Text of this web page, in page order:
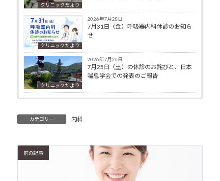
クリニックだより
クリニックだより
2026年7月28日
7月31日（金）呼吸器内科休診のお知ら
せ
クリニックだより
2026年7月26日
7月25日（土）の休診のお詫びと、日本
喘息学会での発表のご報告
カテゴリー 内科
前の記事